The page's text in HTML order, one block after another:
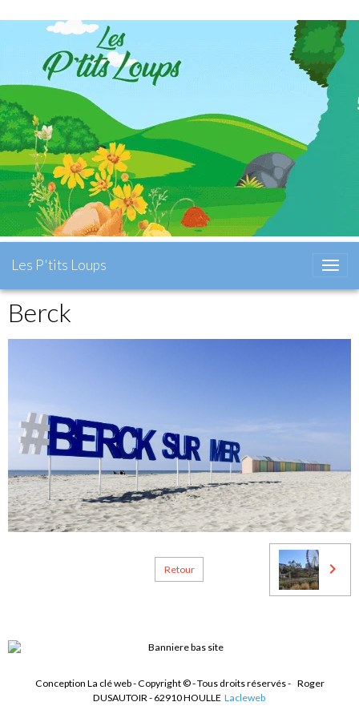
Les P'tits Loups
Berck
Retour
Conception La clé web - Copyright © - Tous droits réservés - Roger
DUSAUTOIR - 62910 HOULLE Lacleweb